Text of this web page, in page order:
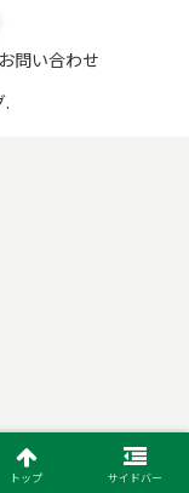
お問い合わせ
.
トップ サイドバー